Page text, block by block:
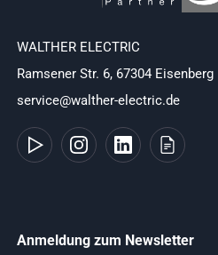
WALTHER ELECTRIC
Ramsener Str. 6, 67304 Eisenberg
service@walther-electric.de
Anmeldung zum Newsletter